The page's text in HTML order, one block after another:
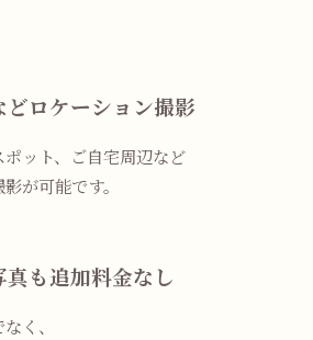
ロケーション撮影
ット、ご自宅周辺など
が可能です。
も追加料金なし
く、